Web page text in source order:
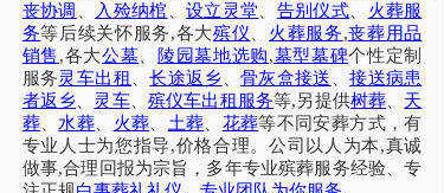
丧协调
入殓纳棺 设立灵堂 告别仪式
火葬服
务等后续关怀服务,各大殡仪 火葬服务,丧葬用品
销售 ,各大公墓 陵园墓地选购,墓型墓碑个性定制
服务灵车出租 、长途返乡 、骨灰盒接送 、接送病患
者返乡
灵车、 殡仪车出租服务等,另提供树葬
天
葬
水葬 火葬 土葬 花葬等不同安葬方式，有
专业人士为您指导,价格合理。公司以人为本,真诚
做事,合理回报为宗旨，多年专业殡葬服务经验、专